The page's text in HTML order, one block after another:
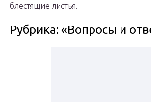
блестящие листья.
Рубрика: «Вопросы и